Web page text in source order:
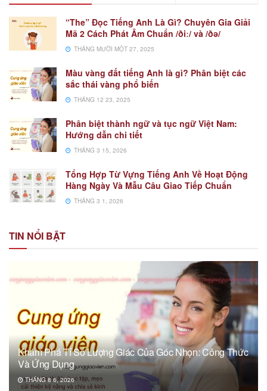
“The” Đọc Tiếng Anh Là Gì? Chuyên Gia Giải
Mã 2 Cách Phát Âm Chuẩn /ðiː/ và /ðə/
THÁNG MƯỜI MỘT 27, 2025
Màu vàng đất tiếng Anh là gì? Phân biệt các
sắc thái vàng phổ biến
THÁNG 12 23, 2025
Phân biệt thành ngữ và tục ngữ Việt Nam:
Hướng dẫn chi tiết
THÁNG 3 15, 2026
Tổng Hợp Từ Vựng Tiếng Anh Về Hoạt Động
Hàng Ngày Và Mẫu Câu Giao Tiếp Chuẩn
THÁNG 3 1, 2026
TIN NỔI BẬT
Khám Phá Tỉ Số Lượng Giác Của Góc Nhọn: Công Thức
Và Ứng Dụng
THÁNG 8 6, 2026